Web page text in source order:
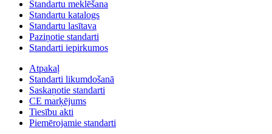
Standartu meklēšana
Standartu katalogs
Standartu lasītava
Paziņotie standarti
Standarti iepirkumos
Atpakaļ
Standarti likumdošanā
Saskaņotie standarti
CE marķējums
Tiesību akti
Piemērojamie standarti